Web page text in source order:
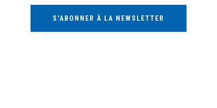
S'ABONNER À LA NEWSLETTER